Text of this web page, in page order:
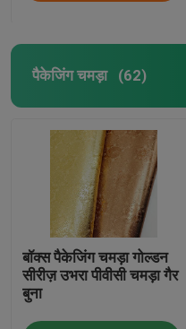
पैकेजिंग चमड़ा (62)
बॉक्स पैकेजिंग चमड़ा गोल्डन
सीरीज़ उभरा पीवीसी चमड़ा गैर
बुना